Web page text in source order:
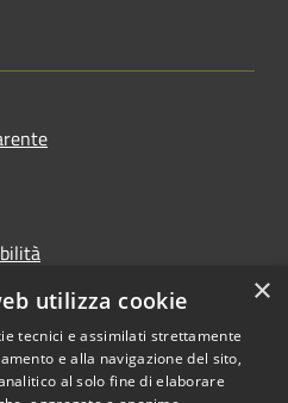
×
utilizza cookie
tecnici e assimilati strettamente
e alla navigazione del sito,
al solo fine di elaborare